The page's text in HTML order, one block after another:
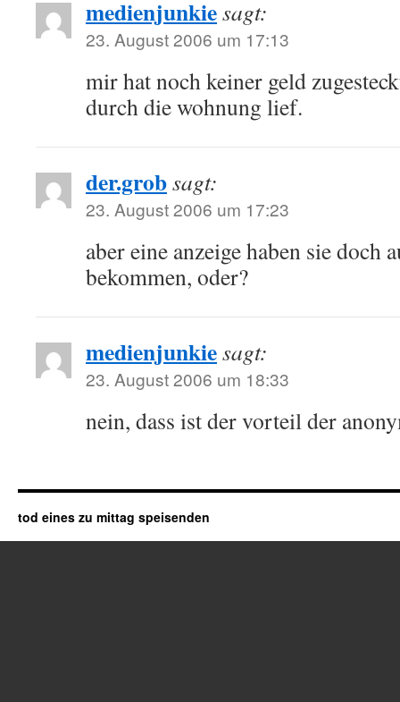
medienjunkiesagt:
23. August 2006 um 17:13
mir hat noch keiner geld
durch die wohnung lief.
der.grobsagt:
23. August 2006 um 17:23
aber eine anzeige haben sie doch
bekommen, oder?
medienjunkiesagt:
23. August 2006 um 18:33
nein, dass ist der vorteil der
tod eines zu mittag speisenden